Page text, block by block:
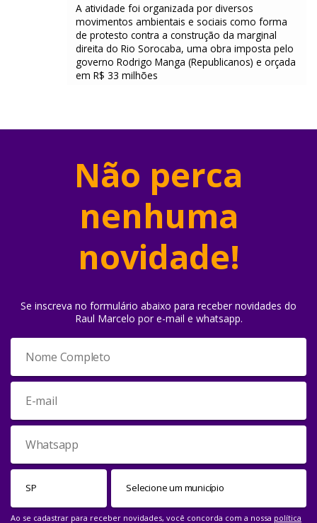
A atividade foi organizada por diversos
movimentos ambientais e sociais como forma
de protesto contra a construção da marginal
direita do Rio Sorocaba, uma obra imposta pelo
governo Rodrigo Manga (Republicanos) e orçada
em R$ 33 milhões
Não perca
nenhuma
novidade!
Se inscreva no formulário abaixo para receber novidades do
Raul Marcelo por e-mail e whatsapp.
Ao se cadastrar para receber novidades, você concorda com a nossa política